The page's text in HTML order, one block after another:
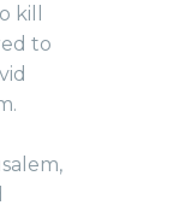
kill
to